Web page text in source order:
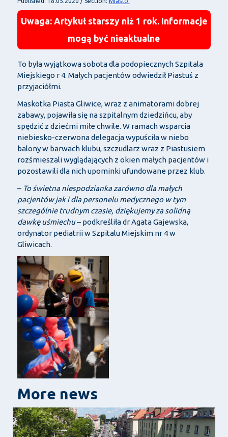
Uwaga: Artykuł starszy niż 1 rok. Informacje
mogą być nieaktualne
To była wyjątkowa sobota dla podopiecznych Szpitala
Miejskiego r 4. Małych pacjentów odwiedził Piastuś z
przyjaciółmi.
Maskotka Piasta Gliwice, wraz z animatorami dobrej
zabawy, pojawiła się na szpitalnym dziedzińcu, aby
spędzić z dziećmi miłe chwile. W ramach wsparcia
niebiesko-czerwona delegacja wypuściła w niebo
balony w barwach klubu, szczudlarz wraz z Piastusiem
rozśmieszali wyglądających z okien małych pacjentów i
pozostawili dla nich upominki ufundowane przez klub.
– To świetna niespodzianka zarówno dla małych
pacjentów jak i dla personelu medycznego w tym
szczególnie trudnym czasie, dziękujemy za solidną
dawkę uśmiechu– podkreśliła dr Agata Gajewska,
ordynator pediatrii w Szpitalu Miejskim nr 4 w
Gliwicach.
More news